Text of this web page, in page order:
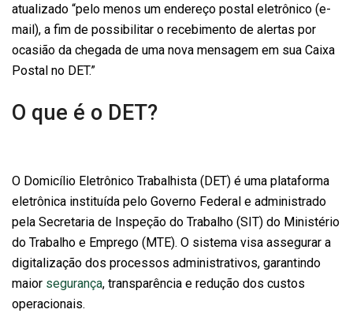
atualizado “pelo menos um endereço postal eletrônico (e-
mail), a fim de possibilitar o recebimento de alertas por
ocasião da chegada de uma nova mensagem em sua Caixa
Postal no DET.”
O que é o DET?
O Domicílio Eletrônico Trabalhista (DET) é uma plataforma
eletrônica instituída pelo Governo Federal e administrado
pela Secretaria de Inspeção do Trabalho (SIT) do Ministério
do Trabalho e Emprego (MTE). O sistema visa assegurar a
digitalização dos processos administrativos, garantindo
maior segurança, transparência e redução dos custos
operacionais.